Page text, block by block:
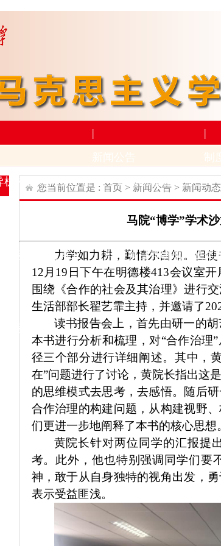
机构设置师资力量
|
新闻动态 通知公告
|
活动 招生与就业
科研项目科研成果及奖
活动
您当前位置是 : 首页> 新闻公告> 新闻动态
马院“博学”学术
力学如力耕，勤惰尔自知。但
1 2 月 19日下午在明德楼413会议室
围绕《合作的社会及其治理》进行
生活部部长翟艺霏主持，并邀请了
读书报告会上，首先由研一的
本书进行分析和梳理 ，对“合作治理
径三个部分进行详细阐述。其中，
在”问题进行了讨论，黄院长指出这
的思维模式去思考，去感悟。 随后研
合作治理的构建问题 ， 从构建视野
们更进一步地阐释了本书的核心思想。
黄院长针对两位同学的汇报提出
考。 此外，他也特别强调同学们要
神，敢于从自身独特的视角出发 ，
表示受益匪浅。